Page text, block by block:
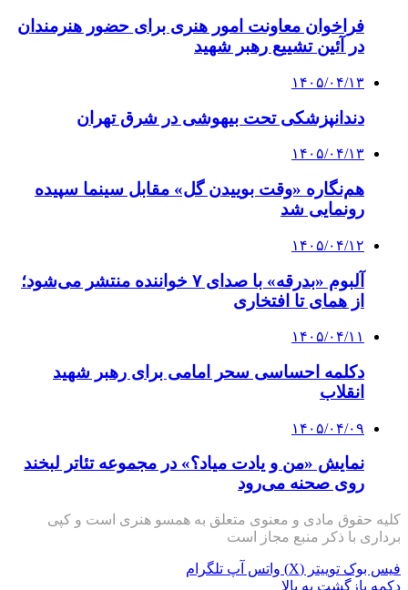
فراخوان معاونت امور هنری برای حضور هنرمندان
در آئین تشییع رهبر شهید
۱۴۰۵/۰۴/۱۳
دندانپزشکی تحت بیهوشی در شرق تهران
۱۴۰۵/۰۴/۱۳
هم‌نگاره «وقت بوییدن گل» مقابل سینما سپیده
رونمایی شد
۱۴۰۵/۰۴/۱۲
آلبوم «بدرقه» با صدای ۷ خواننده منتشر می‌شود؛
از همای تا افتخاری
۱۴۰۵/۰۴/۱۱
دکلمه‌ احساسی سحر امامی برای رهبر شهید
انقلاب
۱۴۰۵/۰۴/۰۹
نمایش «من و یادت میاد؟» در مجموعه تئاتر لبخند
روی صحنه می‌رود
کلیه حقوق مادی و معنوی متعلق به همسو هنری است و کپی
برداری با ذکر منبع مجاز است
فیس بوک توییتر (X) واتس آپ تلگرام
دکمه بازگشت به بالا